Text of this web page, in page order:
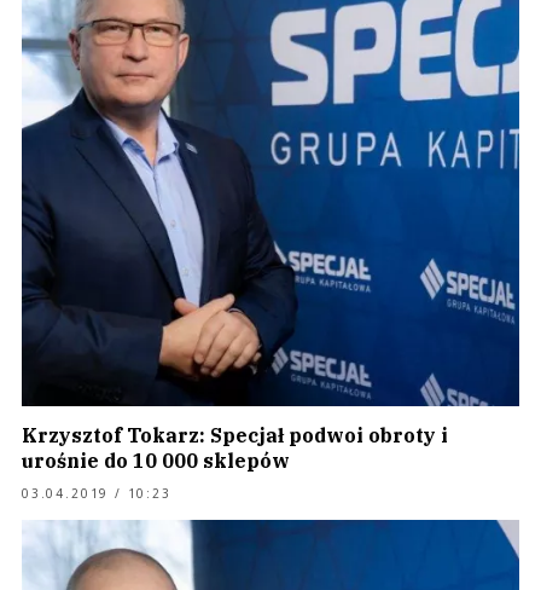
Krzysztof Tokarz: Specjał podwoi obroty i
urośnie do 10 000 sklepów
03.04.2019 / 10:23